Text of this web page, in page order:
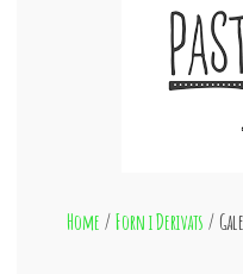
Home /Forn i Derivats /